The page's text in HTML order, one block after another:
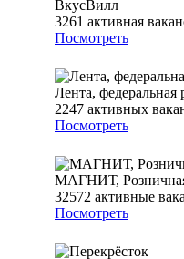
ВкусВилл
3261 активная
Посмотреть
Лента, федеральная
2247 активных
Посмотреть
МАГНИТ,
32572 активные
Посмотреть